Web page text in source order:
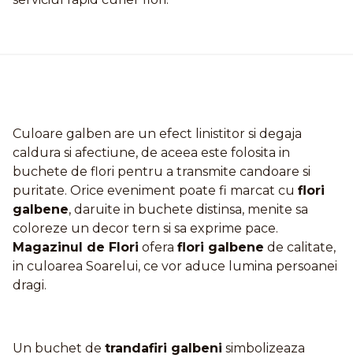
Culoare galben are un efect linistitor si degaja
caldura si afectiune, de aceea este folosita in
buchete de flori pentru a transmite candoare si
puritate. Orice eveniment poate fi marcat cu flori
galbene, daruite in buchete distinsa, menite sa
coloreze un decor tern si sa exprime pace.
Magazinul de Flori ofera flori galbene de calitate,
in culoarea Soarelui, ce vor aduce lumina persoanei
dragi.
Un buchet de trandafiri galbeni simbolizeaza